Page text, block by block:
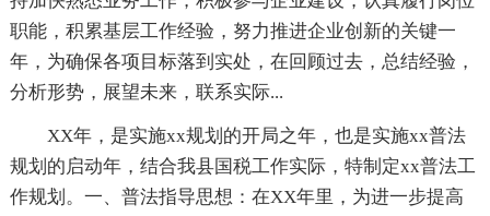
职能，积累基层工作经验，努力推进企业创新的关键一
年，为确保各项目标落到实处，在回顾过去，总结经验，
分析形势，展望未来，联系实际...
XX年，是实施xx规划的开局之年，也是实施xx普法
规划的启动年，结合我县国税工作实际，特制定xx普法工
作规划。一、普法指导思想：在XX年里，为进一步提高